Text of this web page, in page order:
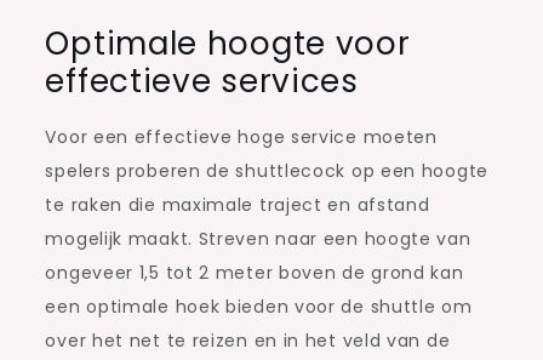
Optimale hoogte voor
effectieve services
Voor een effectieve hoge service moeten
spelers proberen de shuttlecock op een hoogte
te raken die maximale traject en afstand
mogelijk maakt. Streven naar een hoogte van
ongeveer 1,5 tot 2 meter boven de grond kan
een optimale hoek bieden voor de shuttle om
over het net te reizen en in het veld van de